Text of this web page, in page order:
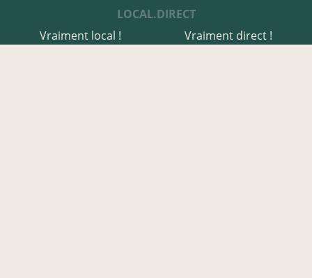
LOCAL.DIRECT
Vraiment local !
Vraiment direct !